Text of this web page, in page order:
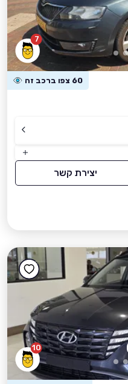
7
60 צפו ברכב זה
יצירת קשר
10